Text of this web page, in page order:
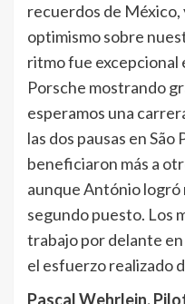
recuerdos de México,
optimismo sobre
ritmo fue excepcional
Porsche mostrando
esperamos una
las dos pausas en
beneficiaron más a
aunque António logró
segundo puesto. Los
trabajo por delante
el esfuerzo realizado
Pascal Wehrlein,